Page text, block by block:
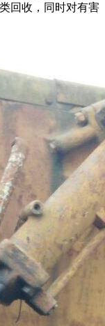
回收，同时对有害